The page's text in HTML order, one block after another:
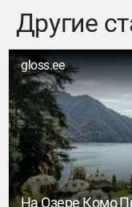
Другие
gloss.ee
На Озере Комо